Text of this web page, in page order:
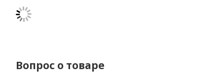
Вопрос о товаре